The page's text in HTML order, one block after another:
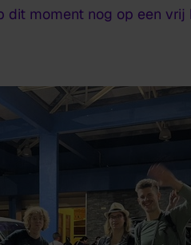
dit moment nog op een